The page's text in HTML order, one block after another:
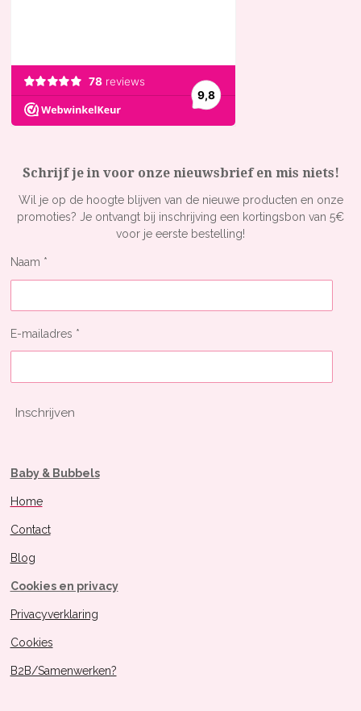
Schrijf je in voor onze nieuwsbrief en mis niets!
Wil je op de hoogte blijven van de nieuwe producten en onze
promoties? Je ontvangt bij inschrijving een kortingsbon van 5€
voor je eerste bestelling!
Naam *
E-mailadres *
Inschrijven
Baby & Bubbels
Home
Contact
Blog
Cookies en privacy
Privacyverklaring
Cookies
B2B/Samenwerken?